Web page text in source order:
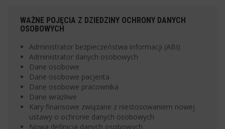
WAŻNE POJĘCIA Z DZIEDZINY OCHRONY DANYCH
OSOBOWYCH
Administrator bezpieczeństwa informacji (ABI)
Administrator danych osobowych
Dane osobowe
Dane osobowe pacjenta
Dane osobowe pracownika
Dane wrażliwe
Kary finansowe związane z niestosowaniem nowej
ustawy o ochronie danych osobowych
Nowa definicja danych osobowych